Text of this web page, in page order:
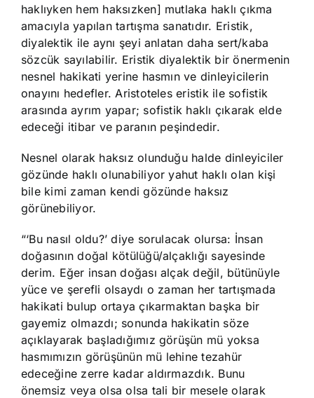
haklıyken hem haksızken] mutlaka haklı çıkma
amacıyla yapılan tartışma sanatıdır. Eristik,
diyalektik ile aynı şeyi anlatan daha sert/kaba
sözcük sayılabilir. Eristik diyalektik bir önermenin
nesnel hakikati yerine hasmın ve dinleyicilerin
onayını hedefler. Aristoteles eristik ile sofistik
arasında ayrım yapar; sofistik haklı çıkarak elde
edeceği itibar ve paranın peşindedir.
Nesnel olarak haksız olunduğu halde dinleyiciler
gözünde haklı olunabiliyor yahut haklı olan kişi
bile kimi zaman kendi gözünde haksız
görünebiliyor.
“‘Bu nasıl oldu?’ diye sorulacak olursa: İnsan
doğasının doğal kötülüğü/alçaklığı sayesinde
derim. Eğer insan doğası alçak değil, bütünüyle
yüce ve şerefli olsaydı o zaman her tartışmada
hakikati bulup ortaya çıkarmaktan başka bir
gayemiz olmazdı; sonunda hakikatin söze
açıklayarak başladığımız görüşün mü yoksa
hasmımızın görüşünün mü lehine tezahür
edeceğine zerre kadar aldırmazdık. Bunu
önemsiz veya olsa olsa tali bir mesele olarak